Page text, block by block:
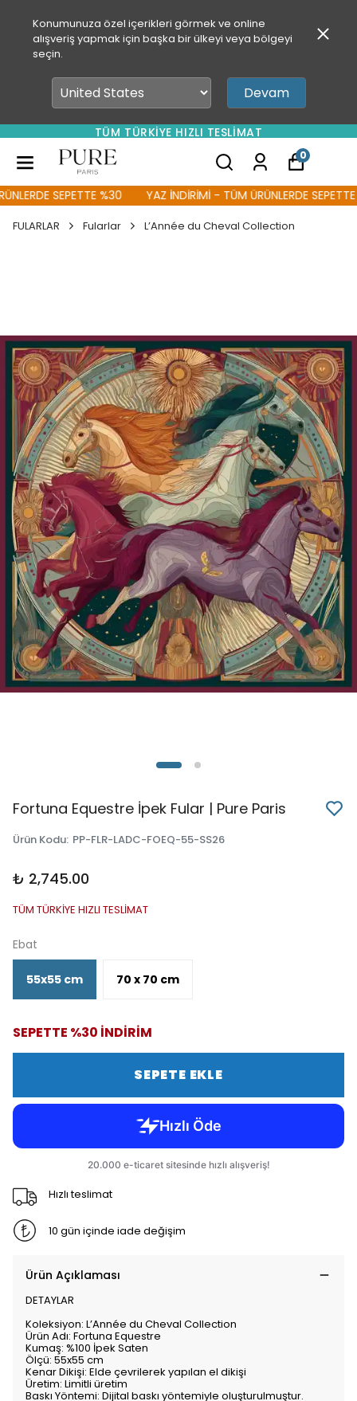
Konumunuza özel içerikleri görmek ve online
alışveriş yapmak için başka bir ülkeyi veya bölgeyi
seçin.
Devam
TÜM TÜRKİYE HIZLI TESLİMAT
0
SEPETTE %30 YAZ İNDİRİMİ - TÜM ÜRÜNLERDE SEPETTE
FULARLAR Fularlar L’Année du Cheval Collection
Fortuna Equestre İpek Fular | Pure Paris
Ürün Kodu: PP-FLR-LADC-FOEQ-55-SS26
₺ 2,745.00
TÜM TÜRKİYE HIZLI TESLİMAT
Ebat
55x55 cm 70 x 70 cm
SEPETTE %30 İNDİRİM
SEPETE EKLE
Hızlı teslimat
10 gün içinde iade değişim
Ürün Açıklaması
DETAYLAR
Koleksiyon: L’Année du Cheval Collection
Ürün Adı: Fortuna Equestre
Kumaş: %100 İpek Saten
Ölçü: 55x55 cm
Kenar Dikişi: Elde çevrilerek yapılan el dikişi
Üretim: Limitli üretim
Baskı Yöntemi: Dijital baskı yöntemiyle oluşturulmuştur.